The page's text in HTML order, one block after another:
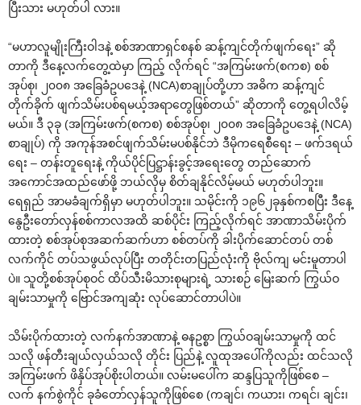
ပြီးသား မဟုတ်ပါ လား။
“မဟာလူမျိုးကြီးဝါဒနဲ့ စစ်အာဏာရှင်စနစ် ဆန့်ကျင်တိုက်ဖျက်ရေး” ဆို
တာကို ဒီနေ့လက်တွေ့ထဲမှာ ကြည့် လိုက်ရင် “အကြမ်းဖက်(စကစ) စစ်
အုပ်စု၊ ၂၀၀၈ အခြေခံဥပဒေနဲ့ (NCA)စာချုပ်တို့ဟာ အဓိက ဆန့်ကျင်
တိုက်ခိုက် ဖျက်သိမ်းပစ်ရမယ့်အရာတွေဖြစ်တယ်” ဆိုတာကို တွေ့ရပါလိမ့်
မယ်။ ဒီ ၃ခု (အကြမ်းဖက်(စကစ) စစ်အုပ်စု၊ ၂၀၀၈ အခြေခံဥပဒေနဲ့ (NCA)
စာချုပ်) ကို အကုန်အစင်ဖျက်သိမ်းမပစ်နိုင်ဘဲ ဒီမိုကရေစီရေး – ဖက်ဒရယ်
ရေး – တန်းတူရေးနဲ့ ကိုယ်ပိုင်ပြဋ္ဌာန်းခွင့်အရေးတွေ တည်ဆောက်
အကောင်အထည်ဖော်ဖို့ ဘယ်လိုမှ စိတ်ချနိုင်လိမ့်မယ် မဟုတ်ပါဘူး။
ရေရှည် အာမခံချက်ရှိမှာ မဟုတ်ပါဘူး။ သမိုင်းကို ၁၉၆၂ခုနှစ်ကစပြီး ဒီနေ့
နွေဦးတော်လှန်စစ်ကာလအထိ ဆစ်ပိုင်း ကြည့်လိုက်ရင် အာဏာသိမ်းပိုက်
ထားတဲ့ စစ်အုပ်စုအဆက်ဆက်ဟာ စစ်တပ်ကို ခါးပိုက်ဆောင်တပ် တစ်
လက်ကိုင် တပ်သဖွယ်လုပ်ပြီး တတိုင်းတပြည်လုံးကို ဗိုလ်ကျ မင်းမူတာပါ
ပဲ။ သူတို့စစ်အုပ်စုဝင် ထိပ်သီးမိသားစုများရဲ့ သားစဉ် မြေးဆက် ကြွယ်ဝ
ချမ်းသာမှုကို ဗြောင်အကျဆုံး လုပ်ဆောင်တာပါပဲ။
သိမ်းပိုက်ထားတဲ့ လက်နက်အာဏာနဲ့ ဓနဥစ္စာ ကြွယ်ဝချမ်းသာမှုကို ထင်
သလို ဖန်တီးချယ်လှယ်သလို တိုင်း ပြည်နဲ့ လူထုအပေါ်ကိုလည်း ထင်သလို
အကြမ်းဖက် ဖိနှိပ်အုပ်စိုးပါတယ်။ လမ်းမပေါ်က ဆန္ဒပြသူကိုဖြစ်စေ –
လက် နက်စွဲကိုင် ခုခံတော်လှန်သူကိုဖြစ်စေ (ကချင်၊ ကယား၊ ကရင်၊ ချင်း၊